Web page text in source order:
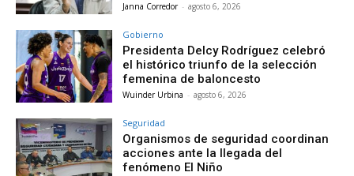
Janna Corredor - agosto 6, 2026
Gobierno
Presidenta Delcy Rodríguez celebró
el histórico triunfo de la selección
femenina de baloncesto
Wuinder Urbina - agosto 6, 2026
Seguridad
Organismos de seguridad coordinan
acciones ante la llegada del
fenómeno El Niño